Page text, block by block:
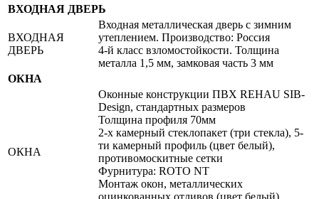
ВХОДНАЯ ДВЕРЬ
ВХОДНАЯ
ДВЕРЬ
Входная металлическая дверь с зимним
утеплением. Производство: Россия
4-й класс взломостойкости. Толщина
металла 1,5 мм, замковая часть 3 мм
ОКНА
ОКНА
Оконные конструкции ПВХ REHAU SIB-
Design, стандартных размеров
Толщина профиля 70мм
2-х камерный стеклопакет (три стекла), 5-
ти камерный профиль (цвет белый),
противомоскитные сетки
Фурнитура: ROTO NT
Монтаж окон, металлических
оцинкованных отливов (цвет белый)